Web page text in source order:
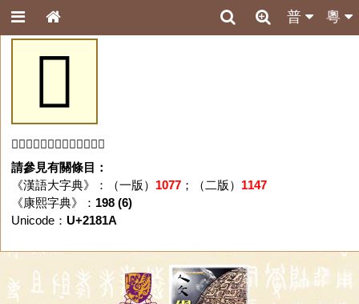
粵
普
𡠚
「𡠚」字未收錄於本資料庫。
請參見有關條目：
《漢語大字典》：（一版） 1077；（二版） 1147
《康熙字典》： 198 (6)
Unicode： U+2181A